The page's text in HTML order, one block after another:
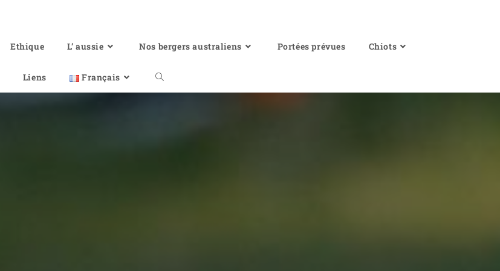
Ethique L’ aussie Nos bergers australiens Portées prévues Chiots
Liens Français